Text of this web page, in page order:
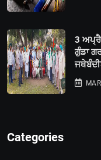
3
ਗੁੰਡਾ
Categories